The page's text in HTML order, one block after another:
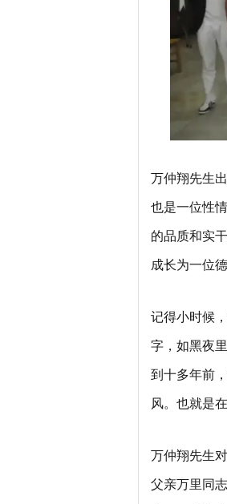
万仲翔先生
也是一位性
的品质和实
成长为一位
记得小时候
字，如黑夜
到十多年前
风。也就是
万仲翔先生
父亲万里同